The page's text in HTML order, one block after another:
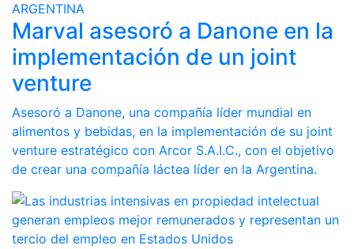
ARGENTINA
Marval asesoró a Danone en la
implementación de un joint
venture
Asesoró a Danone, una compañía líder mundial en
alimentos y bebidas, en la implementación de su joint
venture estratégico con Arcor S.A.I.C., con el objetivo
de crear una compañía láctea líder en la Argentina.